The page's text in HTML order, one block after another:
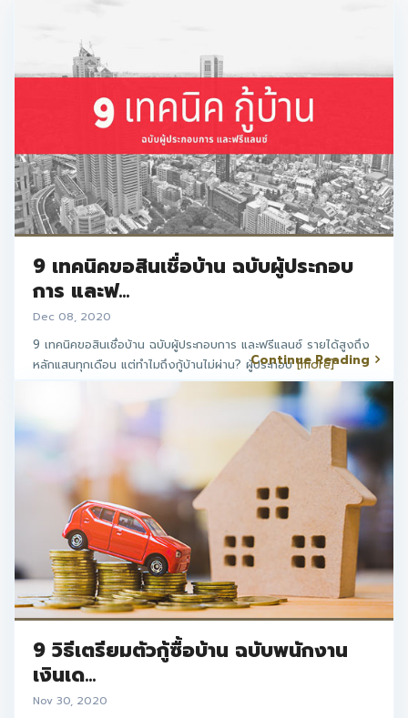
9 เทคนิคขอสินเชื่อบ้าน ฉบับผู้ประกอบ
การ และฟ...
Dec 08, 2020
9 เทคนิคขอสินเชื่อบ้าน ฉบับผู้ประกอบการ และฟรีแลนซ์ รายได้สูงถึง
หลักแสนทุกเดือน แต่ทำไมถึงกู้บ้านไม่ผ่าน? ผู้ประกอบ[more]
Continue Reading
9 วิธีเตรียมตัวกู้ซื้อบ้าน ฉบับพนักงาน
เงินเด...
Nov 30, 2020